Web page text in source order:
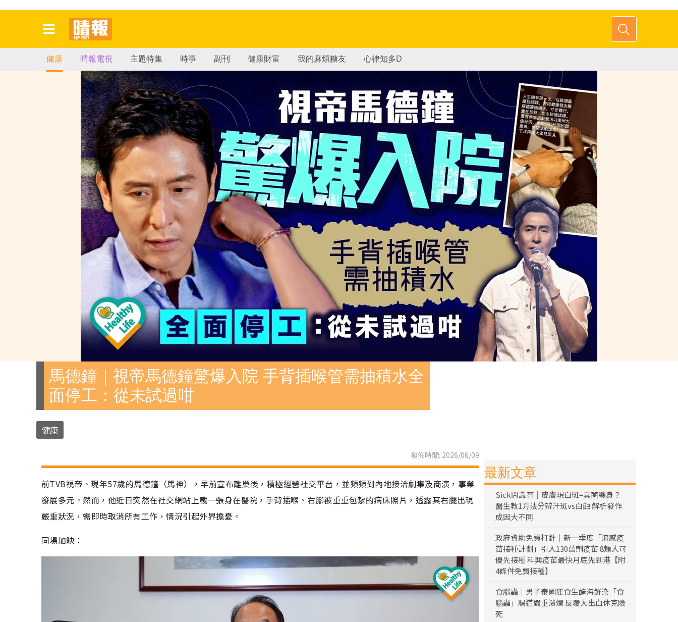
健康 晴報電視 主題特集 時事 副刊 健康財富 我的麻煩糖友 心律知多D
馬德鐘｜視帝馬德鐘驚爆入院 手背插喉管需抽積水全
面停工：從未試過咁
健康
發佈時間: 2026/06/09
前TVB視帝、現年57歲的馬德鐘（馬神），早前宣布離巢後，積極經營社交平台，並頻頻到內地接洽劇集及商演，事業
發展多元。然而，他近日突然在社交網站上載一張身在醫院，手背插喉、右腳被重重包紮的病床照片，透露其右腿出現
嚴重狀況，需即時取消所有工作，情況引起外界擔憂。
同場加映：
最新文章
Sick問識答｜皮膚現白斑=真菌纏身？
醫生教1方法分辨汗斑vs白蝕 解析發作
成因大不同
政府資助免費打針｜新一季度「流感疫
苗接種計劃」引入130萬劑疫苗 8類人可
優先接種 科興疫苗最快月底先到港【附
4條件免費接種】
食腦蟲｜男子泰國狂食生醃海鮮染「食
腦蟲」腸道嚴重潰爛 反覆大出血休克險
死